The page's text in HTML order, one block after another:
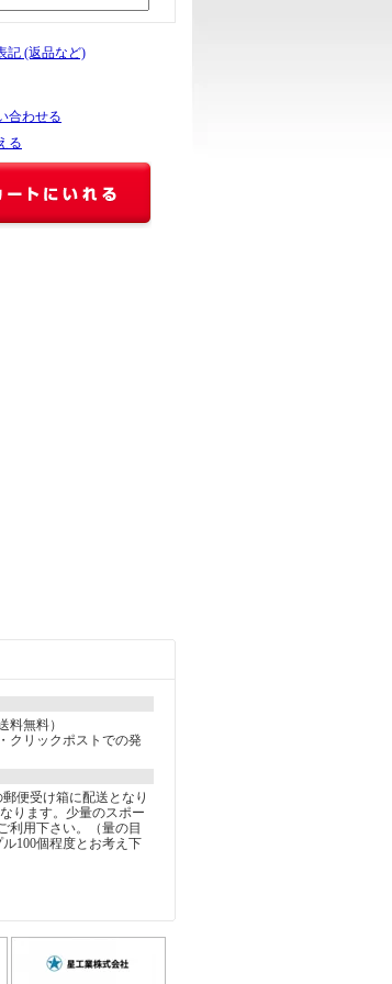
記 (返品など)
合わせる
る
料無料）
クリックポストでの発
便受け箱に配送となり
ります。少量のスポー
利用下さい。（量の目
100個程度とお考え下